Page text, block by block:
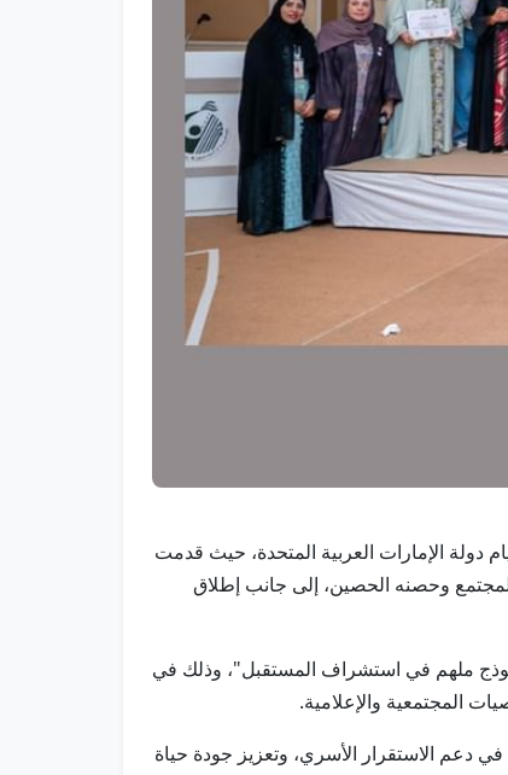
دولة الإمارات العربية المتحدة، حيث قدمت
وحصنه الحصين، إلى جانب إطلاق
ملهم في استشراف المستقبل"، وذلك في
المجتمعية والإعلامية.
دعم الاستقرار الأسري، وتعزيز جودة حياة